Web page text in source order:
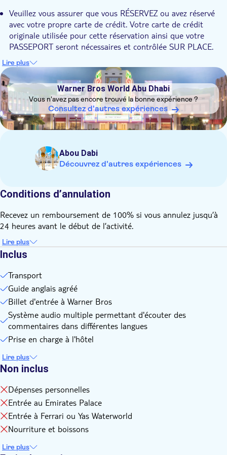
Veuillez vous assurer que vous RÉSERVEZ ou avez réservé
avec votre propre carte de crédit. Votre carte de crédit
originale utilisée pour cette réservation ainsi que votre
PASSEPORT seront nécessaires et contrôlée SUR PLACE.
Veuillez vous assurer que vous disposerez de ces justificatifs.
L'opérateur local aura le droit de vous refuser l'accès à
l'excursion si vous ne disposez pas de ces justificatifs. La
réservation par carte de crédit d'un tiers est inacceptable.
Toutes les réservations doivent être effectuées avec des
cartes de crédit personnelles.
La mosquée Cheikh Zayed à Abou Dabi est ouverte aux
Les femmes visitant la mosquée doivent se couvrir la tête
avec un foulard et ne pas porter de shorts, de vêtements de
plage ou de tenues sans manches, elles doivent être
doivent porter des pantalons longs.
Visite guidée disponible en anglais. Audioguide en espagnol,
et coréen.
Lire plus
DSA1Warner Bros World Abu Dhabi
Warner Bros World Abu Dhabi
Vous n'avez pas encore trouvé la bonne expérience ?
Consultez d'autres expériences
Abou Dabi
Découvrez d'autres expériences
Conditions d’annulation
Recevez un remboursement de 100% si vous annulez jusqu’à
24 heures avant le début de l’activité.
Lire plus
Inclus
Transport
Guide anglais agréé
Billet d'entrée à Warner Bros
Système audio multiple permettant d'écouter des
commentaires dans différentes langues
Prise en charge à l'hôtel
Lire plus
Non inclus
Dépenses personnelles
Entrée au Emirates Palace
Entrée à Ferrari ou Yas Waterworld
Nourriture et boissons
Lire plus